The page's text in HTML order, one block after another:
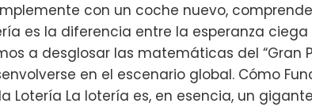
con un coche nuevo,
es la diferencia entre la esperanza
a desglosar las matemáticas del “Gran
en el escenario global. Cómo
Lotería La lotería es, en esencia, un